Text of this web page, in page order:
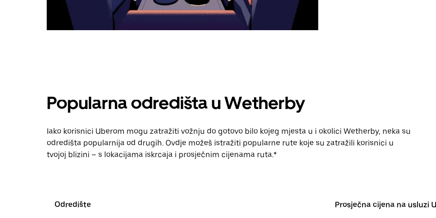
Popularna odredišta u Wetherby
Iako korisnici Uberom mogu zatražiti vožnju do gotovo bilo kojeg mjesta u i okolici Wetherby, neka su
odredišta popularnija od drugih. Ovdje možeš istražiti popularne rute koje su zatražili korisnici u
tvojoj blizini – s lokacijama iskrcaja i prosječnim cijenama ruta.*
Odredište Prosječna cijena na usluzi